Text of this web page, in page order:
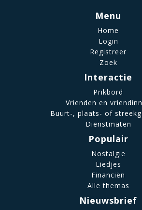
Menu
Home
Login
Registreer
Zoek
Interactie
Prikbord
Vrienden en
Buurt-, plaats- of
Dienstmaten
Populair
Nostalgie
Liedjes
Financiën
Alle themas
Nieuwsbrief